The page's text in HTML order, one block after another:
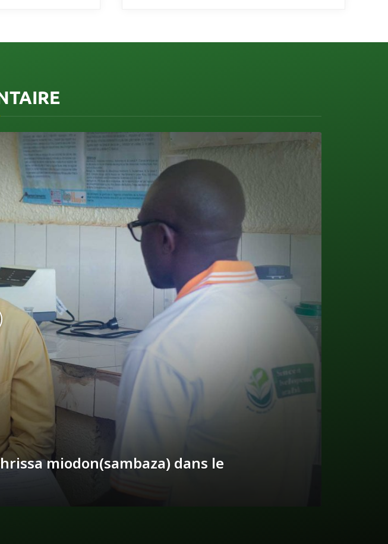
miodon(sambaza) dans le